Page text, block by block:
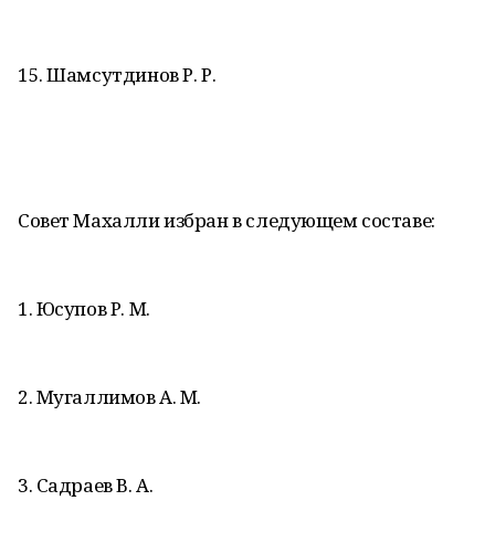
15. Шамсутдинов Р. Р.
Совет Махалли избран в следующем составе:
1. Юсупов Р. М.
2. Мугаллимов А. М.
3. Садраев В. А.